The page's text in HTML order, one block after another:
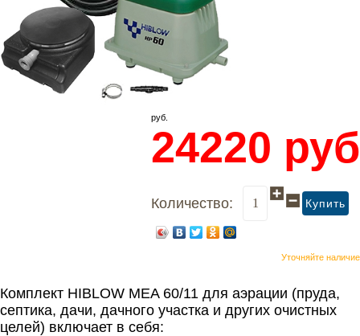
руб.
24220 руб
Количество:
Уточняйте наличие
Комплект HIBLOW MEA 60/11 для аэрации (пруда,
септика, дачи, дачного участка и других очистных
целей) включает в себя: